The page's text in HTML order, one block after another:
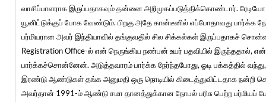
வாசிப்பாளராக இருப்பதாகவும் தன்னை அறிமுகப்படுத்திக்கொண்டார்.
யூனிட்டுக்குப் போக வேண்டும். பிறகு அதே கான்டீனில் எப்போதாவது
பர்மியரான அவர் இந்தியாவில் தங்குவதில் சில சிக்கல்கள் இருப்பதாகச்
Registration Office-ல் என் நெருங்கிய நண்பன் உயர் பதவியில் இருந்ததால்,
பார்க்கச்சொன்னேன். அடுத்தவாரம் பார்க்க நேர்ந்தபோது, ஓடி பக்கத்தில்
இரண்டு ஆண்டுகள் தங்க அனுமதி ஒரு நொடியில் கிடைத்துவிட்டதாக
அவர்தான் 1991-ம் ஆண்டு சமா தானத்துக்கான நோபல் பரிசு பெற்ற பர்மியப்